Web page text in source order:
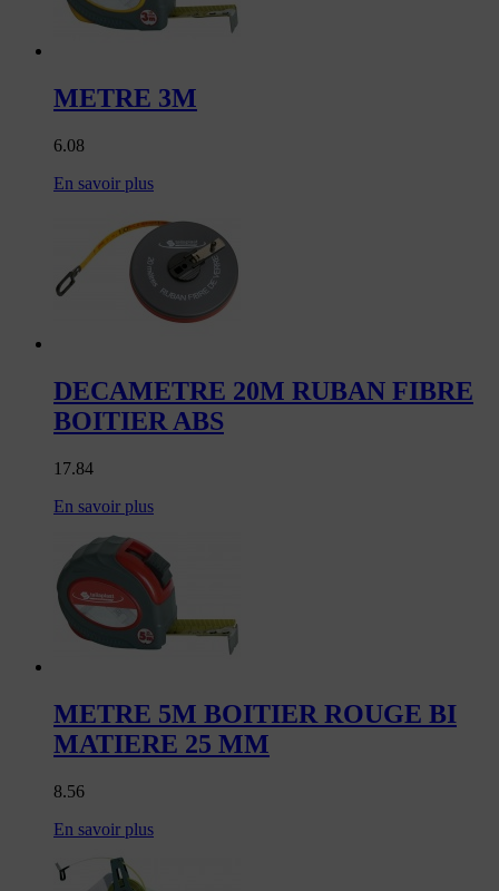
METRE 3M
6.08
En savoir plus
DECAMETRE 20M RUBAN FIBRE
BOITIER ABS
17.84
En savoir plus
METRE 5M BOITIER ROUGE BI
MATIERE 25 MM
8.56
En savoir plus